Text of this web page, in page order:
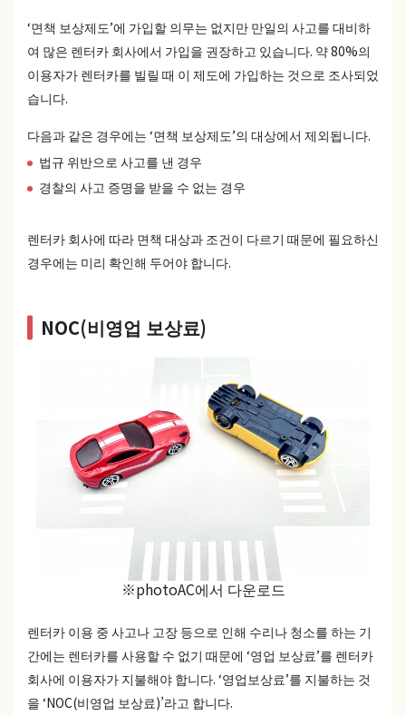
‘면책 보상제도’에 가입할 의무는 없지만 만일의 사고를 대비하
여 많은 렌터카 회사에서 가입을 권장하고 있습니다. 약 80%의
이용자가 렌터카를 빌릴 때 이 제도에 가입하는 것으로 조사되었
습니다.
다음과 같은 경우에는 ‘면책 보상제도’의 대상에서 제외됩니다.
법규 위반으로 사고를 낸 경우
경찰의 사고 증명을 받을 수 없는 경우
렌터카 회사에 따라 면책 대상과 조건이 다르기 때문에 필요하신
경우에는 미리 확인해 두어야 합니다.
NOC(비영업 보상료)
※photoAC에서 다운로드
렌터카 이용 중 사고나 고장 등으로 인해 수리나 청소를 하는 기
간에는 렌터카를 사용할 수 없기 때문에 ‘영업 보상료’를 렌터카
회사에 이용자가 지불해야 합니다. ‘영업보상료’를 지불하는 것
을 ‘NOC(비영업 보상료)’라고 합니다.